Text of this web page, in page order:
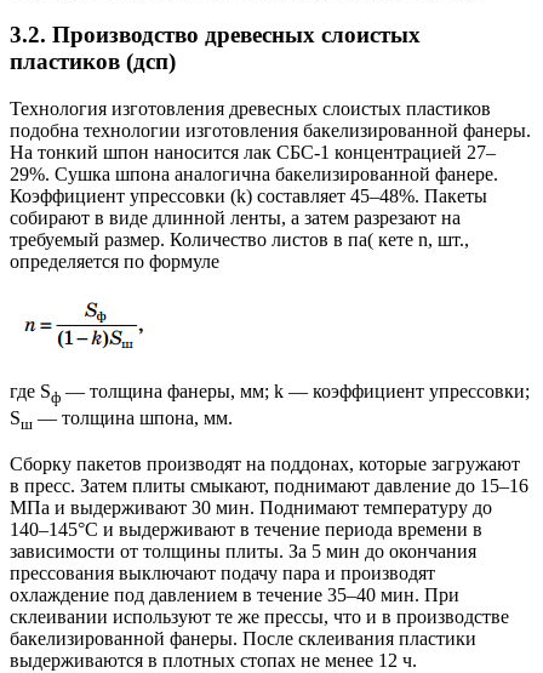
3.2. Производство древесных слоистых
пластиков (дсп)
Технология изготовления древесных слоистых пластиков
подобна технологии изготовления бакелизированной фанеры.
На тонкий шпон наносится лак СБС-1 концентрацией 27–
29%. Сушка шпона аналогична бакелизированной фанере.
Коэффициент упрессовки (k) составляет 45–48%. Пакеты
собирают в виде длинной ленты, а затем разрезают на
требуемый размер. Количество листов в па( кете n, шт.,
определяется по формуле
где Sф — толщина фанеры, мм; k — коэффициент упрессовки;
Sш — толщина шпона, мм.
Сборку пакетов производят на поддонах, которые загружают
в пресс. Затем плиты смыкают, поднимают давление до 15–16
МПа и выдерживают 30 мин. Поднимают температуру до
140–145°C и выдерживают в течение периода времени в
зависимости от толщины плиты. За 5 мин до окончания
прессования выключают подачу пара и производят
охлаждение под давлением в течение 35–40 мин. При
склеивании используют те же прессы, что и в производстве
бакелизированной фанеры. После склеивания пластики
выдерживаются в плотных стопах не менее 12 ч.